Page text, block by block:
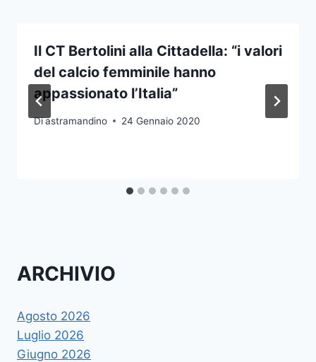
Il CT Bertolini alla Cittadella: “i valori
del calcio femminile hanno
appassionato l’Italia”
Diastramandino 24 Gennaio 2020
ARCHIVIO
Agosto 2026
Luglio 2026
Giugno 2026